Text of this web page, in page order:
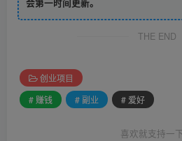
会第一时间更新。
THE END
创业项目
# 赚钱
# 副业 # 爱好
喜欢就支持一